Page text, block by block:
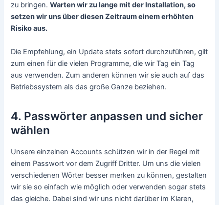
zu bringen.Warten wir zu lange mit der Installation, so
setzen wir uns über diesen Zeitraum einem erhöhten
Risiko aus.
Die Empfehlung, ein Update stets sofort durchzuführen, gilt
zum einen für die vielen Programme, die wir Tag ein Tag
aus verwenden. Zum anderen können wir sie auch auf das
Betriebssystem als das große Ganze beziehen.
4. Passwörter anpassen und sicher
wählen
Unsere einzelnen Accounts schützen wir in der Regel mit
einem Passwort vor dem Zugriff Dritter. Um uns die vielen
verschiedenen Wörter besser merken zu können, gestalten
wir sie so einfach wie möglich oder verwenden sogar stets
das gleiche. Dabei sind wir uns nicht darüber im Klaren,